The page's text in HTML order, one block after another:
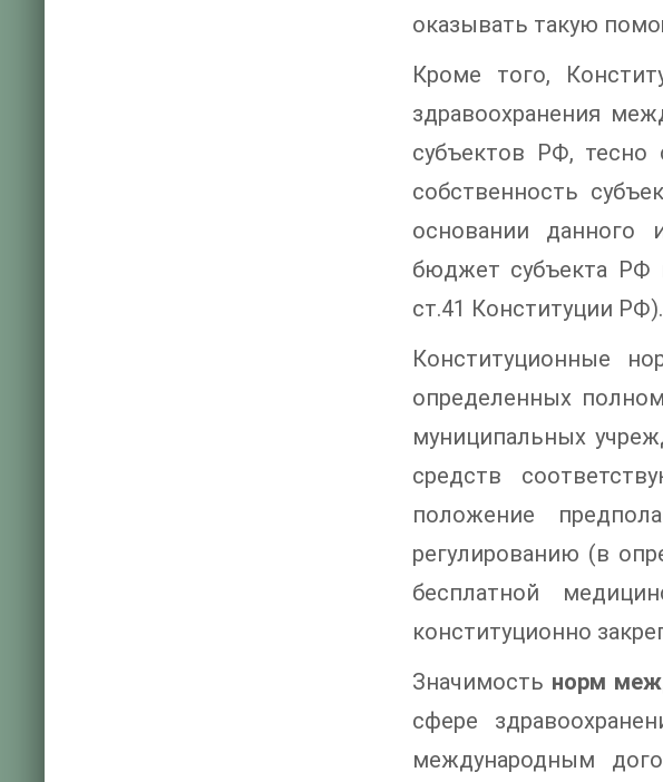
оказывать такую
Кроме того,
здравоохранения
субъектов РФ, тесно
собственность
основании данного
бюджет субъекта РФ
ст.41 Конституции РФ).
Конституционные
определенных
муниципальных
средств
положение
регулированию (в
бесплатной
конституционно
Значимость норм
сфере
международным